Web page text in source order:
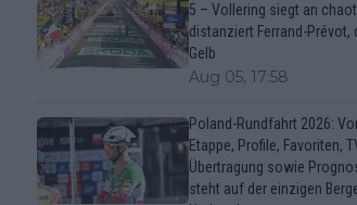
5 – Vollering siegt an
distanziert Ferrand-Prévot,
Gelb
Aug 05, 17:58
Poland-Rundfahrt 2026:
Etappe, Profile, Favoriten,
Übertragung sowie
steht auf der einzigen